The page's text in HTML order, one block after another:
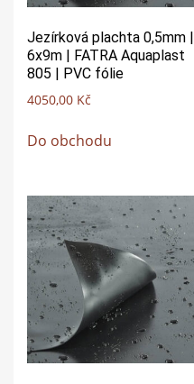
Jezírková plachta 0,5mm |
6x9m | FATRA Aquaplast
805 | PVC fólie
4050,00 Kč
Do obchodu